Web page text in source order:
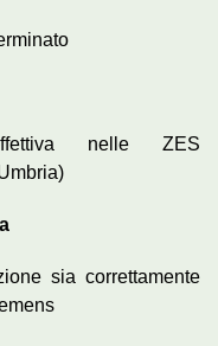
nelle ZES
sia correttamente